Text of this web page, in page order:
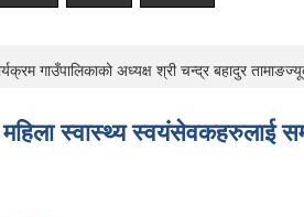
गाउँपालिकाको अध्यक्ष श्री चन्द्र बहादुर
स्वास्थ्य स्वयंसेवकहरुलाई